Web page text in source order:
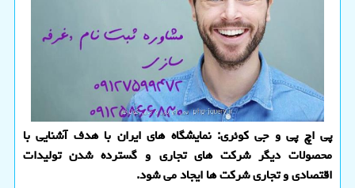
پی اچ پی و جی کوئری: نمایشگاه های ایران با هدف آشنایی با
محصولات دیگر شرکت های تجاری و گسترده شدن تولیدات
اقتصادی و تجاری شرکت ها ایجاد می شود.